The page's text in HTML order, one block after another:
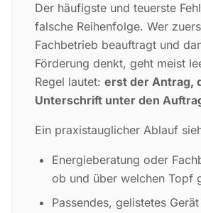
Der häufigste und teuerste
falsche Reihenfolge. Wer
Fachbetrieb beauftragt und
Förderung denkt, geht meist
Regel lautet: erst der Antrag,
Unterschrift unter den
Ein praxistauglicher Ablauf
Energieberatung oder
ob und über welchen Topf
Passendes, gelistetes